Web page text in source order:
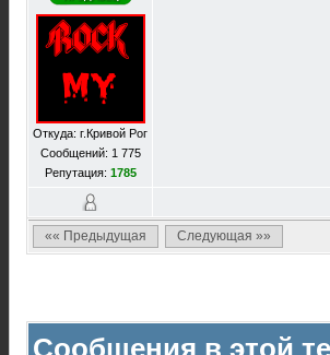
Откуда: г.Кривой Рог
Сообщений: 1 775
Репутация: 1785
«« Предыдущая Следующая »»
Сообщения в этой